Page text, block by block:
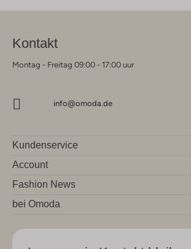
Kontakt
Montag - Freitag 09:00 - 17:00 uur
info@omoda.de
Kundenservice
Account
Fashion News
bei Omoda